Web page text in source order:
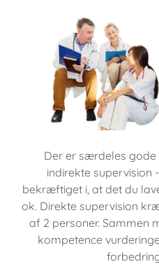
Der er særdeles
indirekte supervision
bekræftiget i, at det du
ok. Direkte supervision
af 2 personer. Sammen
kompetence